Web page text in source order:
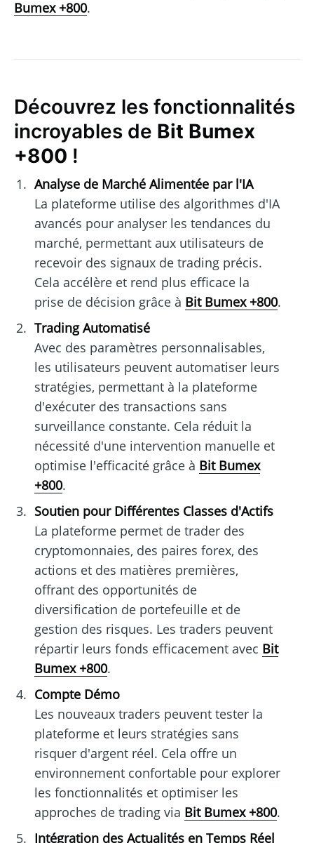
Bumex +800.
Découvrez les fonctionnalités
incroyables de Bit Bumex
+800 !
Analyse de Marché Alimentée par l'IA
La plateforme utilise des algorithmes d'IA
avancés pour analyser les tendances du
marché, permettant aux utilisateurs de
recevoir des signaux de trading précis.
Cela accélère et rend plus efficace la
prise de décision grâce à Bit Bumex +800.
Trading Automatisé
Avec des paramètres personnalisables,
les utilisateurs peuvent automatiser leurs
stratégies, permettant à la plateforme
d'exécuter des transactions sans
surveillance constante. Cela réduit la
nécessité d'une intervention manuelle et
optimise l'efficacité grâce à Bit Bumex
+800.
Soutien pour Différentes Classes d'Actifs
La plateforme permet de trader des
cryptomonnaies, des paires forex, des
actions et des matières premières,
offrant des opportunités de
diversification de portefeuille et de
gestion des risques. Les traders peuvent
répartir leurs fonds efficacement avec Bit
Bumex +800.
Compte Démo
Les nouveaux traders peuvent tester la
plateforme et leurs stratégies sans
risquer d'argent réel. Cela offre un
environnement confortable pour explorer
les fonctionnalités et optimiser les
approches de trading via Bit Bumex +800.
Intégration des Actualités en Temps Réel